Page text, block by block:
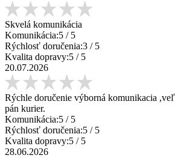
Skvelá komunikácia
Komunikácia:5 / 5
Rýchlosť doručenia:3 / 5
Kvalita dopravy:5 / 5
20.07.2026
Rýchle doručenie výborná komunikacia
pán kurier.
Komunikácia:5 / 5
Rýchlosť doručenia:5 / 5
Kvalita dopravy:5 / 5
28.06.2026